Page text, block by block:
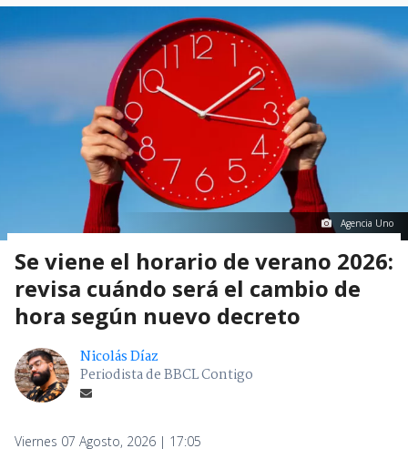
Agencia Uno
Se viene el horario de verano 2026:
revisa cuándo será el cambio de
hora según nuevo decreto
Nicolás Díaz
Periodista de BBCL Contigo
Viernes 07 Agosto, 2026 | 17:05